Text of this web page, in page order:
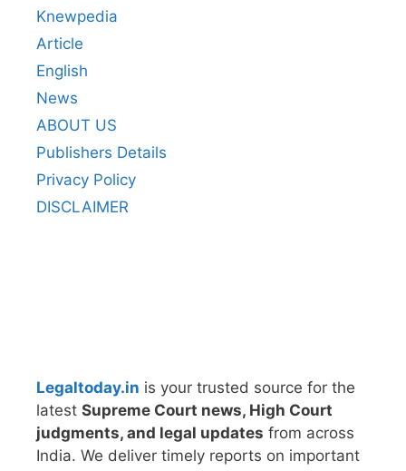
Knewpedia
Article
English
News
ABOUT US
Publishers Details
Privacy Policy
DISCLAIMER
Legaltoday.in is your trusted source for the
latest Supreme Court news, High Court
judgments, and legal updates from across
India. We deliver timely reports on important